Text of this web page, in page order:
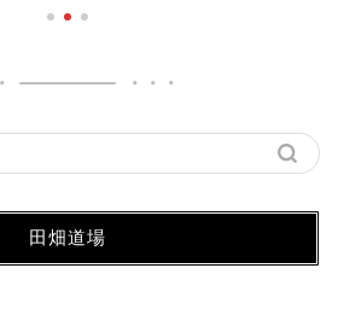
田畑道場